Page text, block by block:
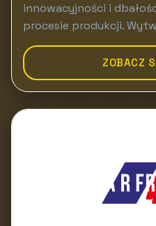
innowacyjności i
procesie produkcji.
ZOBACZ